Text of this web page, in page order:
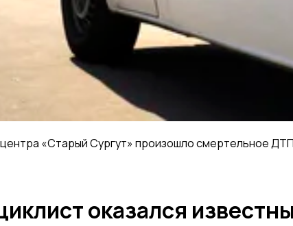
«Старый Сургут» произошло смертельное
оказался